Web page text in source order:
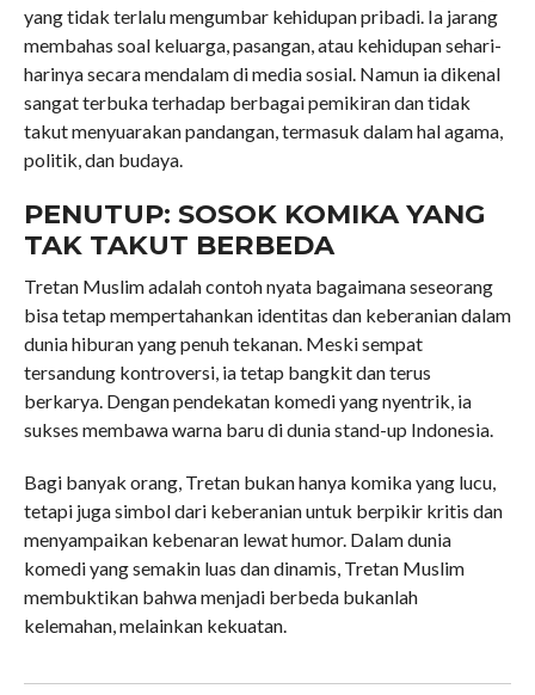
yang tidak terlalu mengumbar kehidupan pribadi. Ia jarang
membahas soal keluarga, pasangan, atau kehidupan sehari-
harinya secara mendalam di media sosial. Namun ia dikenal
sangat terbuka terhadap berbagai pemikiran dan tidak
takut menyuarakan pandangan, termasuk dalam hal agama,
politik, dan budaya.
PENUTUP: SOSOK KOMIKA YANG
TAK TAKUT BERBEDA
Tretan Muslim adalah contoh nyata bagaimana seseorang
bisa tetap mempertahankan identitas dan keberanian dalam
dunia hiburan yang penuh tekanan. Meski sempat
tersandung kontroversi, ia tetap bangkit dan terus
berkarya. Dengan pendekatan komedi yang nyentrik, ia
sukses membawa warna baru di dunia stand-up Indonesia.
Bagi banyak orang, Tretan bukan hanya komika yang lucu,
tetapi juga simbol dari keberanian untuk berpikir kritis dan
menyampaikan kebenaran lewat humor. Dalam dunia
komedi yang semakin luas dan dinamis, Tretan Muslim
membuktikan bahwa menjadi berbeda bukanlah
kelemahan, melainkan kekuatan.